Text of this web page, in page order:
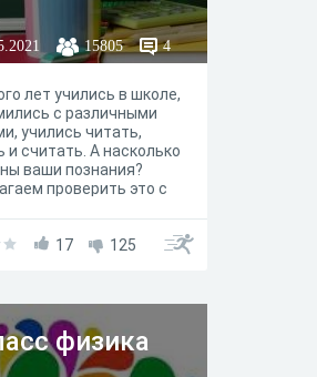
15805 4
лет учились в школе,
с различными
учились читать,
и считать. А насколько
ваши познания?
проверить это с
вопросы из
и физики...
17 125
физика